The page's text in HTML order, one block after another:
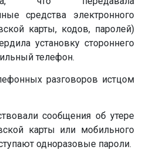
средства электронного
карты, кодов, паролей)
установку стороннего
телефон.
разговоров истцом
сообщения об утере
карты или мобильного
одноразовые пароли.